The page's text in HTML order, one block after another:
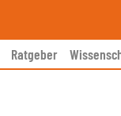
Ratgeber